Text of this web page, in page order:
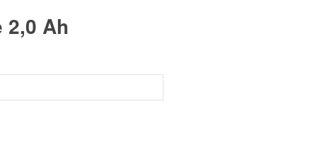
2,0 Ah